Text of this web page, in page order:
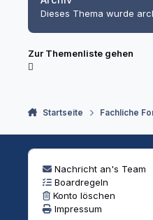
Dieses Thema wurde
Zur Themenliste gehen
Startseite Fachliche
Nachricht an's Team
Boardregeln
Konto löschen
Impressum